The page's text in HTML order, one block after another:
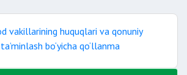
vakillarining huquqlari va qonuniy
bo‘yicha qo‘llanma